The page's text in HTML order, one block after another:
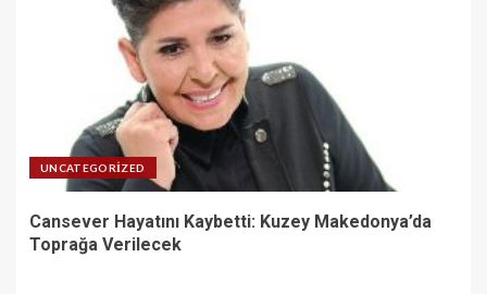
UNCATEGORIZED
Cansever Hayatını Kaybetti: Kuzey Makedonya’da
Toprağa Verilecek